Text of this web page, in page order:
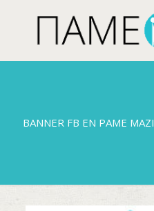
BANNER FB EN PAME MAZI